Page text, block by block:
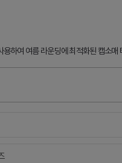
용하여 여름 라운딩에 최적화된 캡소